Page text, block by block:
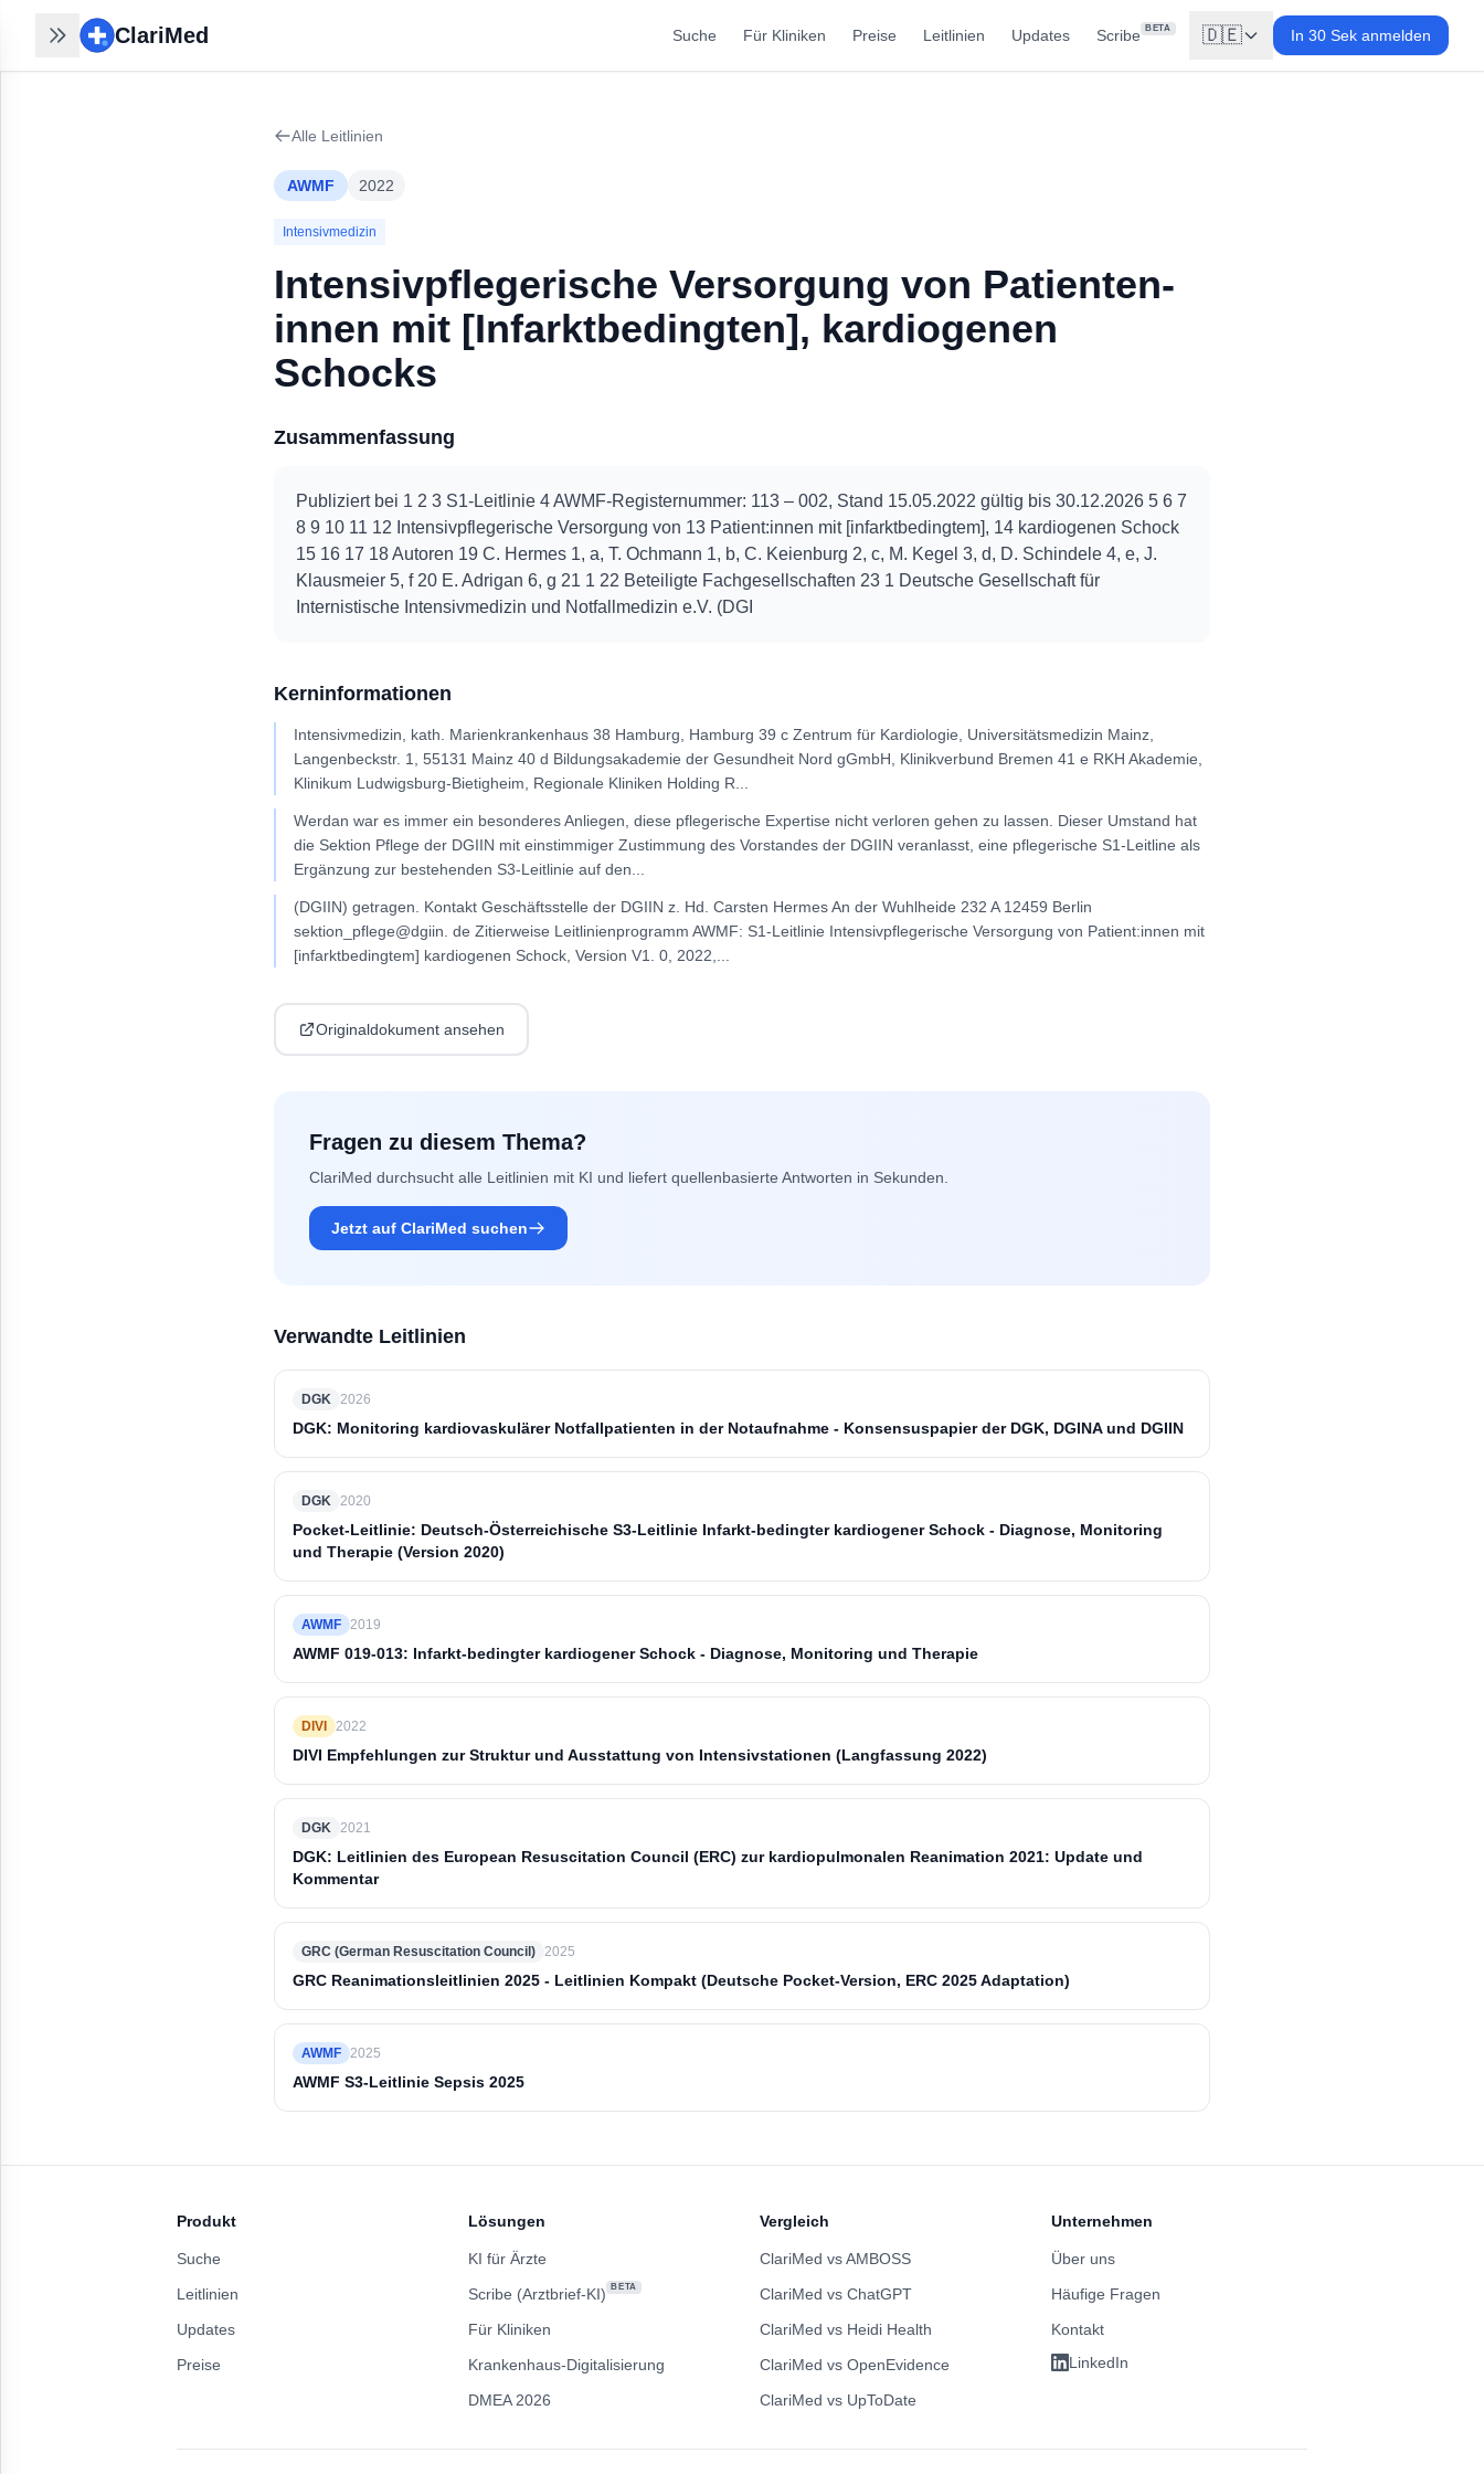
ClariMedClariMed Suche Für Kliniken Preise Leitlinien Updates Scribe BETA 🇩🇪 In 30 Sek anmelden
Alle Leitlinien
AWMF 2022
Intensivmedizin
Intensivpflegerische Versorgung von Patienten-
innen mit [Infarktbedingten], kardiogenen
Schocks
Zusammenfassung
Publiziert bei 1 2 3 S1-Leitlinie 4 AWMF-Registernummer: 113 – 002, Stand 15.05.2022 gültig bis 30.12.2026 5 6 7
8 9 10 11 12 Intensivpflegerische Versorgung von 13 Patient:innen mit [infarktbedingtem], 14 kardiogenen Schock
15 16 17 18 Autoren 19 C. Hermes 1, a, T. Ochmann 1, b, C. Keienburg 2, c, M. Kegel 3, d, D. Schindele 4, e, J.
Klausmeier 5, f 20 E. Adrigan 6, g 21 1 22 Beteiligte Fachgesellschaften 23 1 Deutsche Gesellschaft für
Internistische Intensivmedizin und Notfallmedizin e.V. (DGI
Kerninformationen
Intensivmedizin, kath. Marienkrankenhaus 38 Hamburg, Hamburg 39 c Zentrum für Kardiologie, Universitätsmedizin Mainz,
Langenbeckstr. 1, 55131 Mainz 40 d Bildungsakademie der Gesundheit Nord gGmbH, Klinikverbund Bremen 41 e RKH Akademie,
Klinikum Ludwigsburg-Bietigheim, Regionale Kliniken Holding R
Werdan war es immer ein besonderes Anliegen, diese pflegerische Expertise nicht verloren gehen zu lassen. Dieser Umstand hat
die Sektion Pflege der DGIIN mit einstimmiger Zustimmung des Vorstandes der DGIIN veranlasst, eine pflegerische S1-Leitline als
Ergänzung zur bestehenden S3-Leitlinie auf den
(DGIIN) getragen. Kontakt Geschäftsstelle der DGIIN z. Hd. Carsten Hermes An der Wuhlheide 232 A 12459 Berlin
sektion_pflege@dgiin. de Zitierweise Leitlinienprogramm AWMF: S1-Leitlinie Intensivpflegerische Versorgung von Patient:innen mit
[infarktbedingtem] kardiogenen Schock, Version V1. 0, 2022,
Originaldokument ansehen
Fragen zu diesem Thema?
ClariMed durchsucht alle Leitlinien mit KI und liefert quellenbasierte Antworten in Sekunden.
Jetzt auf ClariMed suchen
Verwandte Leitlinien
DGK 2026
DGK: Monitoring kardiovaskulärer Notfallpatienten in der Notaufnahme - Konsensuspapier der DGK, DGINA und DGIIN
DGK 2020
Pocket-Leitlinie: Deutsch-Österreichische S3-Leitlinie Infarkt-bedingter kardiogener Schock - Diagnose, Monitoring
und Therapie (Version 2020)
AWMF 2019
AWMF 019-013: Infarkt-bedingter kardiogener Schock - Diagnose, Monitoring und Therapie
DIVI 2022
DIVI Empfehlungen zur Struktur und Ausstattung von Intensivstationen (Langfassung 2022)
DGK 2021
DGK: Leitlinien des European Resuscitation Council (ERC) zur kardiopulmonalen Reanimation 2021: Update und
Kommentar
GRC (German Resuscitation Council) 2025
GRC Reanimationsleitlinien 2025 - Leitlinien Kompakt (Deutsche Pocket-Version, ERC 2025 Adaptation)
AWMF 2025
AWMF S3-Leitlinie Sepsis 2025
Produkt
Suche
Leitlinien
Updates
Preise
Lösungen
KI für Ärzte
Scribe (Arztbrief-KI)
BETA
Für Kliniken
Krankenhaus-Digitalisierung
DMEA 2026
Vergleich
ClariMed vs AMBOSS
ClariMed vs ChatGPT
ClariMed vs Heidi Health
ClariMed vs OpenEvidence
ClariMed vs UpToDate
Unternehmen
Über uns
Häufige Fragen
Kontakt
LinkedIn